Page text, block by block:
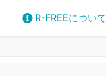
R-FREEについて